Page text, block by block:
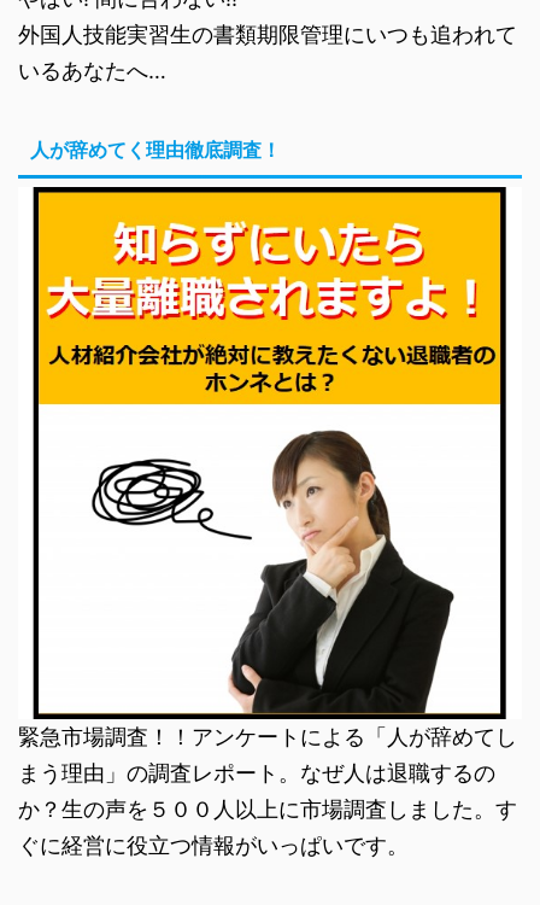
外国人技能実習生の書類期限管理にいつも追われて
いるあなたへ…
人が辞めてく理由徹底調査！
緊急市場調査！！アンケートによる「人が辞めてし
まう理由」の調査レポート。なぜ人は退職するの
か？生の声を５００人以上に市場調査しました。す
ぐに経営に役立つ情報がいっぱいです。